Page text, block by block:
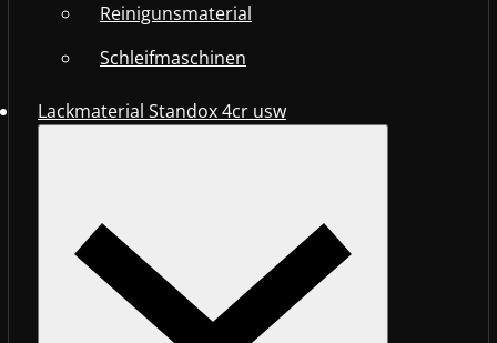
Reinigunsmaterial
Schleifmaschinen
Lackmaterial Standox 4cr usw